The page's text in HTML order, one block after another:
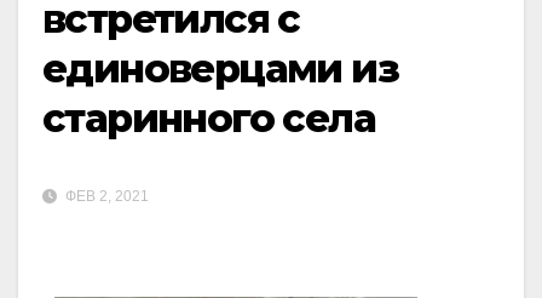
встретился с
единоверцами из
старинного села
ФЕВ 2, 2021